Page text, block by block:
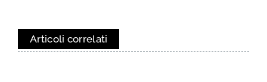
Articoli correlati